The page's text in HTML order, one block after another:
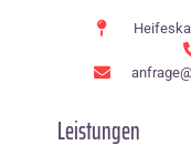
Leistungen